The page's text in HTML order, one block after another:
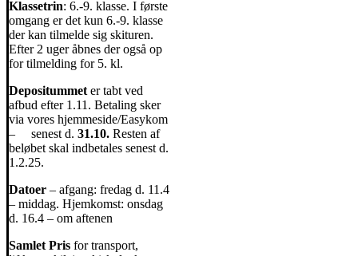
Klassetrin: 6.-9. klasse. I første
omgang er det kun 6.-9. klasse
der kan tilmelde sig skituren.
Efter 2 uger åbnes der også op
for tilmelding for 5. kl.
Depositummet er tabt ved
afbud efter 1.11. Betaling sker
via vores hjemmeside/Easykom
– senest d. 31.10. Resten af
beløbet skal indbetales senest d.
1.2.25.
Datoer – afgang: fredag d. 11.4
– middag. Hjemkomst: onsdag
d. 16.4 – om aftenen
Samlet Pris for transport,